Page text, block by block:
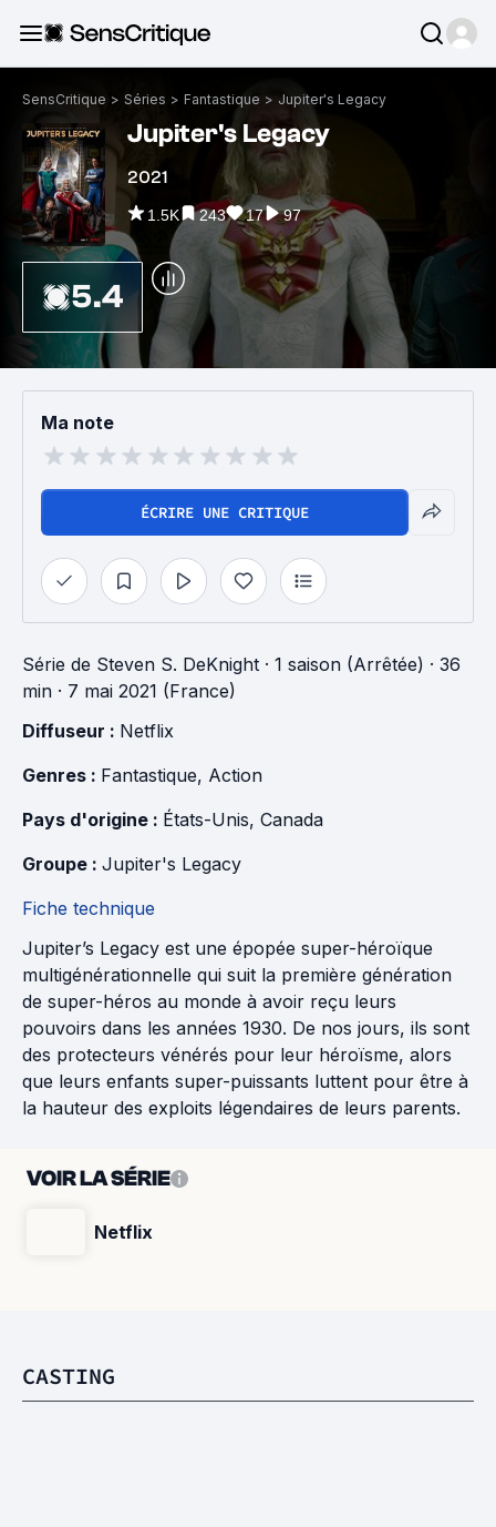
SensCritique > Séries > Fantastique > Jupiter's Legacy
Jupiter's Legacy
2021
1.5K 243 17 97
5.4
Ma note
ÉCRIRE UNE CRITIQUE
Série de Steven S. DeKnight · 1 saison (Arrêtée) · 36
min · 7 mai 2021 (France)
Diffuseur : Netflix
Genres : Fantastique, Action
Pays d'origine : États-Unis, Canada
Groupe : Jupiter's Legacy
Fiche technique
Jupiter’s Legacy est une épopée super-héroïque
multigénérationnelle qui suit la première génération
de super-héros au monde à avoir reçu leurs
pouvoirs dans les années 1930. De nos jours, ils sont
des protecteurs vénérés pour leur héroïsme, alors
que leurs enfants super-puissants luttent pour être à
la hauteur des exploits légendaires de leurs parents.
VOIR LA SÉRIE
Netflix
CASTING